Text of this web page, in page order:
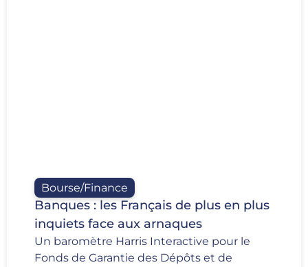
Bourse/Finance
Banques : les Français de plus en plus
inquiets face aux arnaques
Un baromètre Harris Interactive pour le
Fonds de Garantie des Dépôts et de